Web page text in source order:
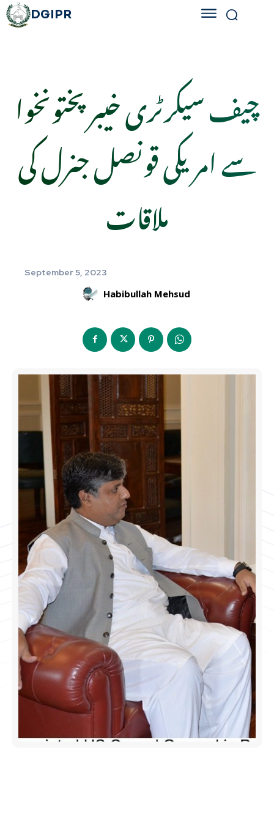
DGIPR
چیف سیکرٹری خیبر پختونخوا
سے امریکی قونصل جنرل کی
ملاقات
September 5, 2023
Habibullah Mehsud